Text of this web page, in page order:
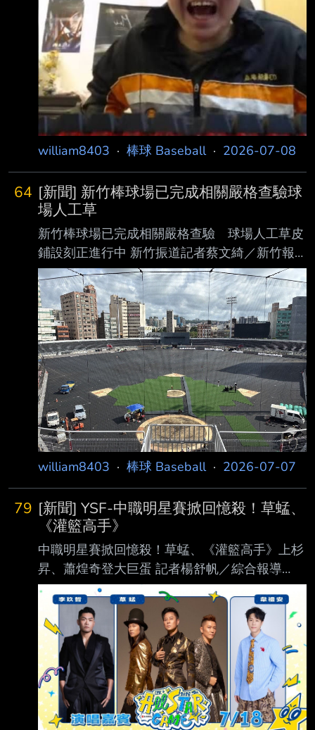
業生涯已經結束，如今能夠再度站上球場，讓他
格外珍惜這次來台機會。 談到首次披上桃猿戰
袍先發，道威聖先深吸一口氣，努力平復情緒後
說，「我真的非常興 奮，很難不激動。一年半
前我在韓國受了很大的傷，有好幾次我都以為自
己已經打完了， 職業生涯結束了。」
william8403 · 棒球 Baseball· 2026-07-08
64 [新聞] 新竹棒球場已完成相關嚴格查驗球
場人工草
新竹棒球場已完成相關嚴格查驗 球場人工草皮
鋪設刻正進行中 新竹振道記者蔡文綺／新竹報
導
https://cdn2.ettoday.net/images/8820/882009
6.jpg 新竹市立棒球場改善工程持續穩步推進，
新竹市政府今(7)日表示，棒球場已全面完成透
水瀝青鋪設，並順利通過各項關鍵查驗。隨著底
層基礎確認完善，工程正式邁入全新階段 ，目
前正進行壘包區、投手丘的施作及人工草皮進場
鋪設。市府團隊將持續嚴密把關，力 求早日提
供市民與球員一座安全、專業的優質球場。 新
竹市長高虹安表示，市府秉持安全第
william8403 · 棒球 Baseball· 2026-07-07
79 [新聞] YSF-中職明星賽掀回憶殺！草蜢、
《灌籃高手》
中職明星賽掀回憶殺！草蜢、《灌籃高手》上杉
昇、蕭煌奇登大巨蛋 記者楊舒帆／綜合報導
https://cdn2.ettoday.net/images/8819/881997
3.jpg
https://cdn2.ettoday.net/images/8819/881997
2.jpg 2026台灣精品中華職棒明星對抗賽將於7
月18、19日在臺北大巨蛋盛大登場，除了兩天
精 彩賽事外，眾所矚目的賽後演唱會也將熱力
開唱。今年明星賽邀請六組橫跨不同世代、不
同音樂風格的重量級歌手輪番登台，從流行創